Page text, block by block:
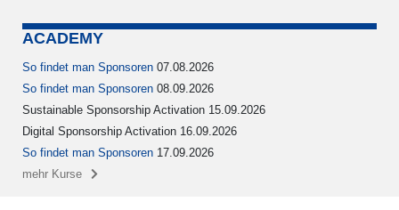
ACADEMY
So findet man Sponsoren 07.08.2026
So findet man Sponsoren 08.09.2026
Sustainable Sponsorship Activation 15.09.2026
Digital Sponsorship Activation 16.09.2026
So findet man Sponsoren 17.09.2026
mehr Kurse